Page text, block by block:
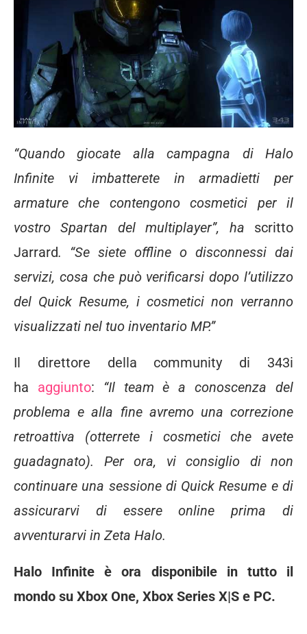
“Quando giocate alla campagna di Halo
Infinite vi imbatterete in armadietti per
armature che contengono cosmetici per il
vostro Spartan del multiplayer”, ha scritto
Jarrard. “Se siete offline o disconnessi dai
servizi, cosa che può verificarsi dopo l’utilizzo
del Quick Resume, i cosmetici non verranno
visualizzati nel tuo inventario MP.”
Il direttore della community di 343i
ha aggiunto: “Il team è a conoscenza del
problema e alla fine avremo una correzione
retroattiva (otterrete i cosmetici che avete
guadagnato). Per ora, vi consiglio di non
continuare una sessione di Quick Resume e di
assicurarvi di essere online prima di
avventurarvi in Zeta Halo.
Halo Infinite è ora disponibile in tutto il
mondo su Xbox One, Xbox Series X|S e PC.